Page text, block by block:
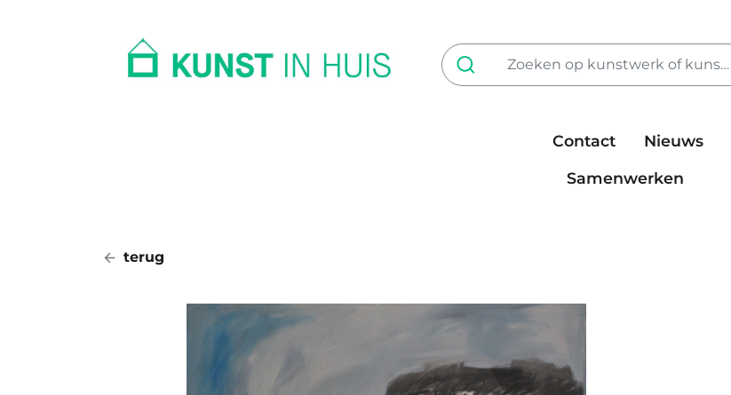
Contact Nieuws
Samenwerken
terug